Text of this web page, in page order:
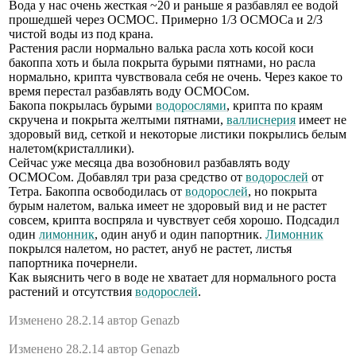
Вода у нас очень жесткая ~20 и раньше я разбавлял ее водой
прошедшей через ОСМОС. Примерно 1/3 ОСМОСа и 2/3
чистой воды из под крана.
Растения расли нормально валька расла хоть косой коси
бакоппа хоть и была покрыта бурыми пятнами, но расла
нормально, крипта чувствовала себя не очень. Через какое то
время перестал разбавлять воду ОСМОСом.
Бакопа покрылась бурыми водорослями, крипта по краям
скручена и покрыта желтыми пятнами, валлиснерия имеет не
здоровый вид, сеткой и некоторые листики покрылись белым
налетом(кристаллики).
Сейчас уже месяца два возобновил разбавлять воду
ОСМОСом. Добавлял три раза средство от водорослей от
Тетра. Бакоппа освободилась от водорослей, но покрыта
бурым налетом, валька имеет не здоровый вид и не растет
совсем, крипта воспряла и чувствует себя хорошо. Подсадил
один лимонник, один ануб и один папортник. Лимонник
покрылся налетом, но растет, ануб не растет, листья
папортника почернели.
Как выяснить чего в воде не хватает для нормального роста
растений и отсутствия водорослей.
Изменено 28.2.14 автор Genazb
Изменено 28.2.14 автор Genazb